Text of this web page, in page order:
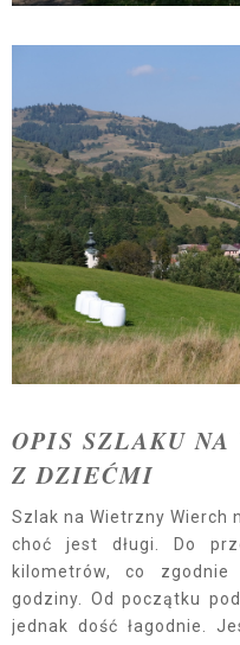
OPIS SZLAKU
Z DZIEĆMI
Szlak na Wietrzny Wierch
choć jest długi. Do
kilometrów, co
godziny. Od początku
jednak dość łagodnie.